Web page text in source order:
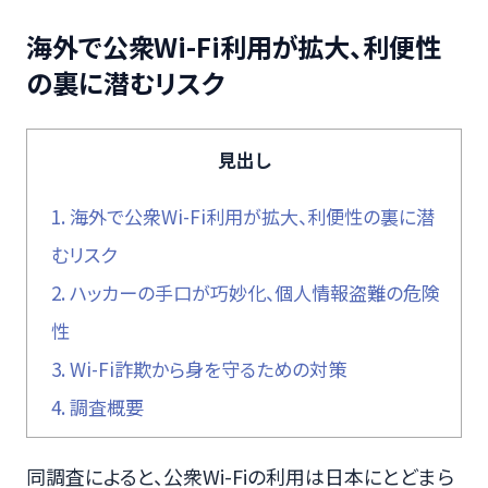
海外で公衆Wi-Fi利用が拡大、利便性
の裏に潜むリスク
見出し
1. 海外で公衆Wi-Fi利用が拡大、利便性の裏に潜
むリスク
2. ハッカーの手口が巧妙化、個人情報盗難の危険
性
3. Wi-Fi詐欺から身を守るための対策
4. 調査概要
同調査によると、公衆Wi-Fiの利用は日本にとどまら